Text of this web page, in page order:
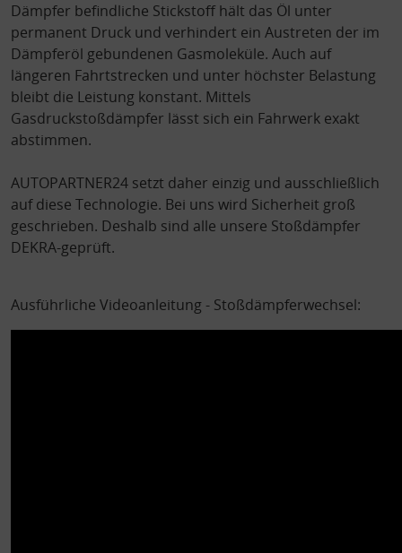
Dämpfer befindliche Stickstoff hält das Öl unter
permanent Druck und verhindert ein Austreten der im
Dämpferöl gebundenen Gasmoleküle. Auch auf
längeren Fahrtstrecken und unter höchster Belastung
bleibt die Leistung konstant. Mittels
Gasdruckstoßdämpfer lässt sich ein Fahrwerk exakt
abstimmen.
AUTOPARTNER24 setzt daher einzig und ausschließlich
auf diese Technologie. Bei uns wird Sicherheit groß
geschrieben. Deshalb sind alle unsere Stoßdämpfer
DEKRA-geprüft.
Ausführliche Videoanleitung - Stoßdämpferwechsel: